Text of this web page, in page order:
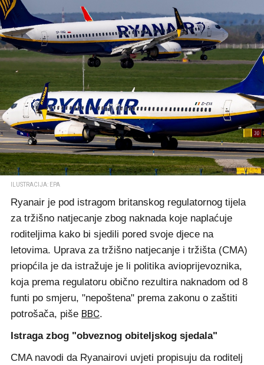
ILUSTRACIJA: EPA
Ryanair je pod istragom britanskog regulatornog tijela
za tržišno natjecanje zbog naknada koje naplaćuje
roditeljima kako bi sjedili pored svoje djece na
letovima. Uprava za tržišno natjecanje i tržišta (CMA)
priopćila je da istražuje je li politika avioprijevoznika,
koja prema regulatoru obično rezultira naknadom od 8
funti po smjeru, "nepoštena" prema zakonu o zaštiti
potrošača, piše BBC.
Istraga zbog "obveznog obiteljskog sjedala"
CMA navodi da Ryanairovi uvjeti propisuju da roditelj